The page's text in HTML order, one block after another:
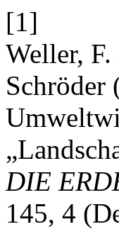
[1]
Weller,
Schröder
DIE
145, 4